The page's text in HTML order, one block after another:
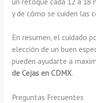
y de cómo se cuiden las
En resumen, el cuidado
elección de un buen
pueden ayudarte a
de Cejas en CDMX.
Preguntas Frecuentes